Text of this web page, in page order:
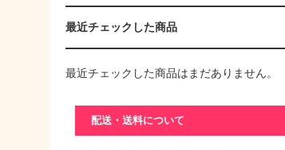
最近チェックした商品
最近チェックした商品はまだありません。
配送・送料について